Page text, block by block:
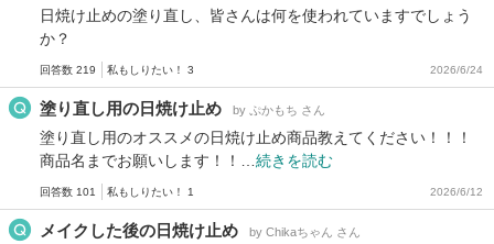
日焼け止めの塗り直し、皆さんは何を使われていますでしょう
か？
回答数 219 私もしりたい！ 3 2026/6/24
塗り直し用の日焼け止め by ぷかもち さん
塗り直し用のオススメの日焼け止め商品教えてください！！！
商品名までお願いします！！… 続きを読む
回答数 101 私もしりたい！ 1 2026/6/12
メイクした後の日焼け止め by Chikaちゃん さん